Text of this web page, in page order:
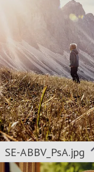
SE-ABBV_PsA.jpg